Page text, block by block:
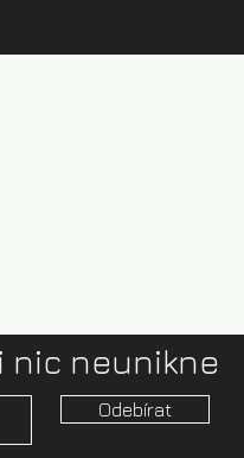
nic neunikne
Odebírat